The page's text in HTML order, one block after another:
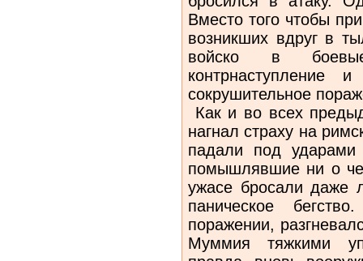
Вместо того чтобы
возникших вдруг в
войско в
контрнаступление
сокрушительное
Как и во всех
нагнал страху на
падали под ударами
помышлявшие ни о
ужасе бросали даже
паническое
поражении,
Муммия тяжкими